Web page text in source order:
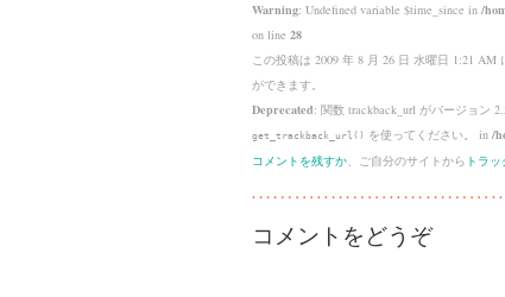
Warning: Undefined variable $time_since in /
on line 28
この投稿は 2009 年 8 月 26 日 水曜日 1:21 AM
ができます。
Deprecated: 関数 trackback_url がバージョン
get_trackback_url() を使ってください。 in /
コメントを残すか、ご自分のサイトから トラ
コメントをどうぞ